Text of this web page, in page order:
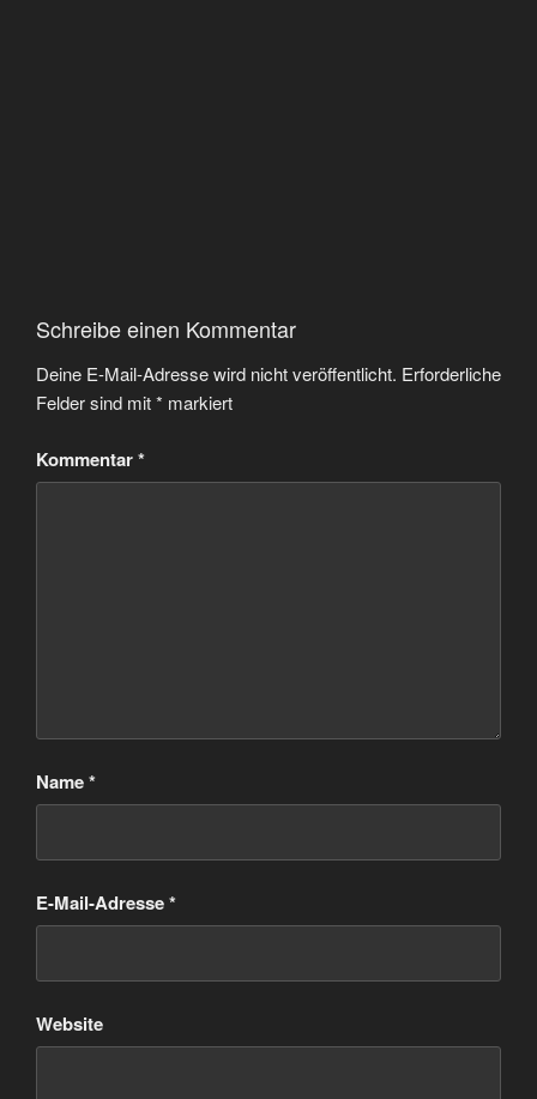
Schreibe einen Kommentar
Deine E-Mail-Adresse wird nicht veröffentlicht. Erforderliche
Felder sind mit* markiert
Kommentar*
Name*
E-Mail-Adresse*
Website